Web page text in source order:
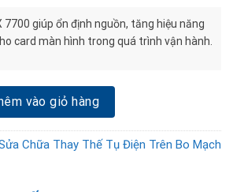
7700 giúp ổn định nguồn, tăng hiệu năng
card màn hình trong quá trình vận hành.
tụ điện bo mạch card Vga RX 7700 số
vào giỏ hàng
Chữa Thay Thế Tụ Điện Trên Bo Mạch